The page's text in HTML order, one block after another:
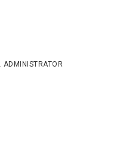
ADMINISTRATOR